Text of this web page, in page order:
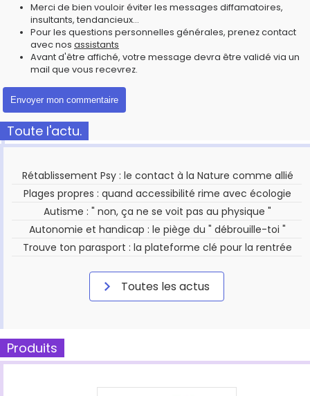
Merci de bien vouloir éviter les messages diffamatoires,
insultants, tendancieux...
Pour les questions personnelles générales, prenez contact
avec nos assistants
Avant d'être affiché, votre message devra être validé via un
mail que vous recevrez.
Toute l'actu.
Rétablissement Psy : le contact à la Nature comme allié
Plages propres : quand accessibilité rime avec écologie
Autisme : " non, ça ne se voit pas au physique "
Autonomie et handicap : le piège du " débrouille-toi "
Trouve ton parasport : la plateforme clé pour la rentrée
Toutes les actus
Produits